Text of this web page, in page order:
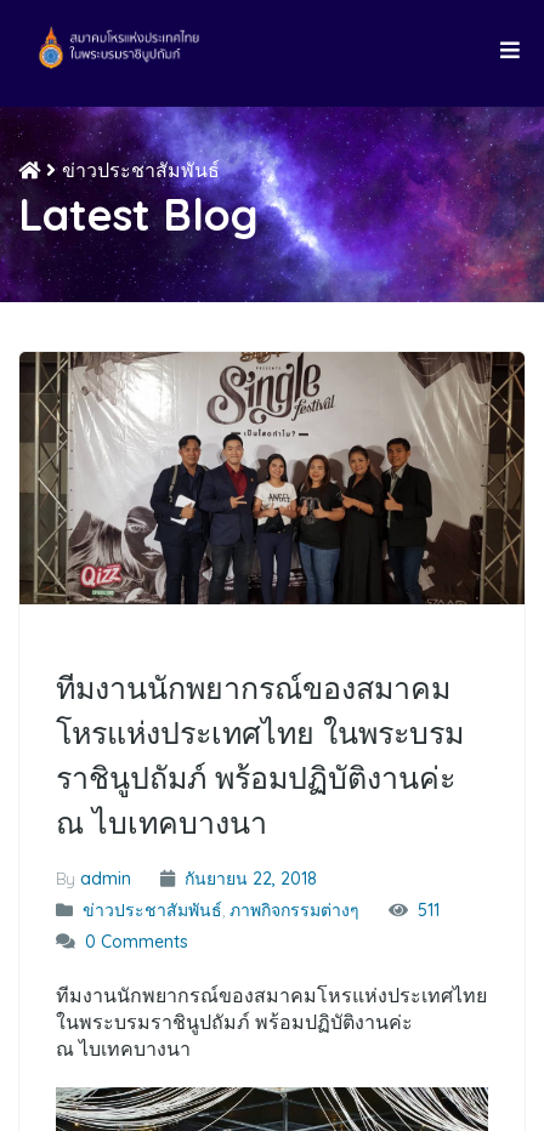
ข่าวประชาสัมพันธ์
Latest Blog
ทีมงานนักพยากรณ์ของสมาคม
โหรแห่งประเทศไทย ในพระบรม
ราชินูปถัมภ์ พร้อมปฏิบัติงานค่ะ
ณ ไบเทคบางนา
By admin
กันยายน 22, 2018
ข่าวประชาสัมพันธ์, ภาพกิจกรรมต่างๆ
511
0 Comments
ทีมงานนักพยากรณ์ของสมาคมโหรแห่งประเทศไทย
ในพระบรมราชินูปถัมภ์ พร้อมปฏิบัติงานค่ะ
ณ ไบเทคบางนา